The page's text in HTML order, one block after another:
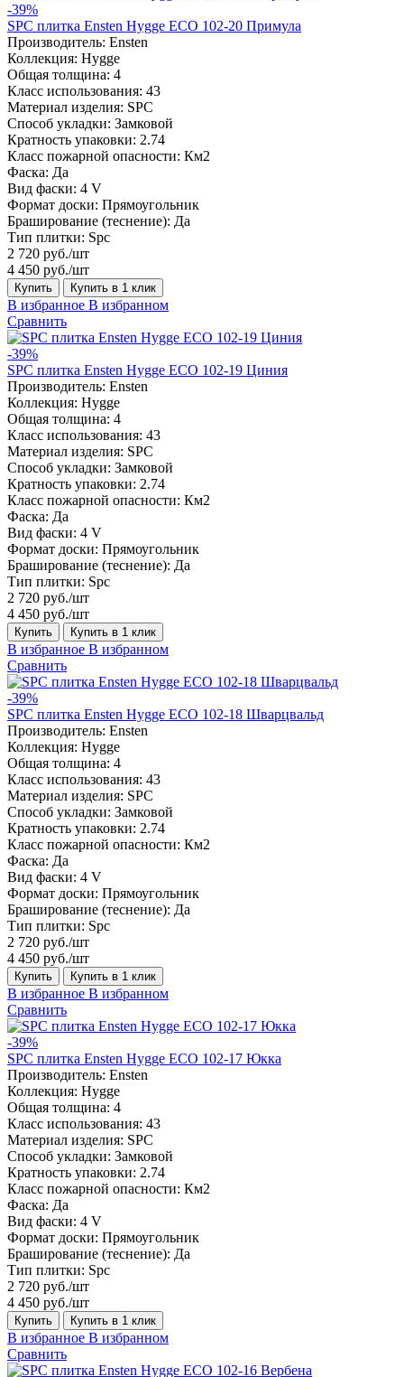
-39%
SPC плитка Ensten Hygge ECO 102-20 Примула
Производитель: Ensten
Коллекция: Hygge
Общая толщина: 4
Класс использования: 43
Материал изделия: SPC
Способ укладки: Замковой
Кратность упаковки: 2.74
Класс пожарной опасности: Км2
Фаска: Да
Вид фаски: 4 V
Формат доски: Прямоугольник
Браширование (теснение): Да
Тип плитки: Spc
2 720 руб./шт
4 450 руб./шт
Купить Купить в 1 клик
В избранное В избранном
Сравнить
-39%
SPC плитка Ensten Hygge ECO 102-19 Циния
Производитель: Ensten
Коллекция: Hygge
Общая толщина: 4
Класс использования: 43
Материал изделия: SPC
Способ укладки: Замковой
Кратность упаковки: 2.74
Класс пожарной опасности: Км2
Фаска: Да
Вид фаски: 4 V
Формат доски: Прямоугольник
Браширование (теснение): Да
Тип плитки: Spc
2 720 руб./шт
4 450 руб./шт
Купить Купить в 1 клик
В избранное В избранном
Сравнить
-39%
SPC плитка Ensten Hygge ECO 102-18 Шварцвальд
Производитель: Ensten
Коллекция: Hygge
Общая толщина: 4
Класс использования: 43
Материал изделия: SPC
Способ укладки: Замковой
Кратность упаковки: 2.74
Класс пожарной опасности: Км2
Фаска: Да
Вид фаски: 4 V
Формат доски: Прямоугольник
Браширование (теснение): Да
Тип плитки: Spc
2 720 руб./шт
4 450 руб./шт
Купить Купить в 1 клик
В избранное В избранном
Сравнить
-39%
SPC плитка Ensten Hygge ECO 102-17 Юкка
Производитель: Ensten
Коллекция: Hygge
Общая толщина: 4
Класс использования: 43
Материал изделия: SPC
Способ укладки: Замковой
Кратность упаковки: 2.74
Класс пожарной опасности: Км2
Фаска: Да
Вид фаски: 4 V
Формат доски: Прямоугольник
Браширование (теснение): Да
Тип плитки: Spc
2 720 руб./шт
4 450 руб./шт
Купить Купить в 1 клик
В избранное В избранном
Сравнить